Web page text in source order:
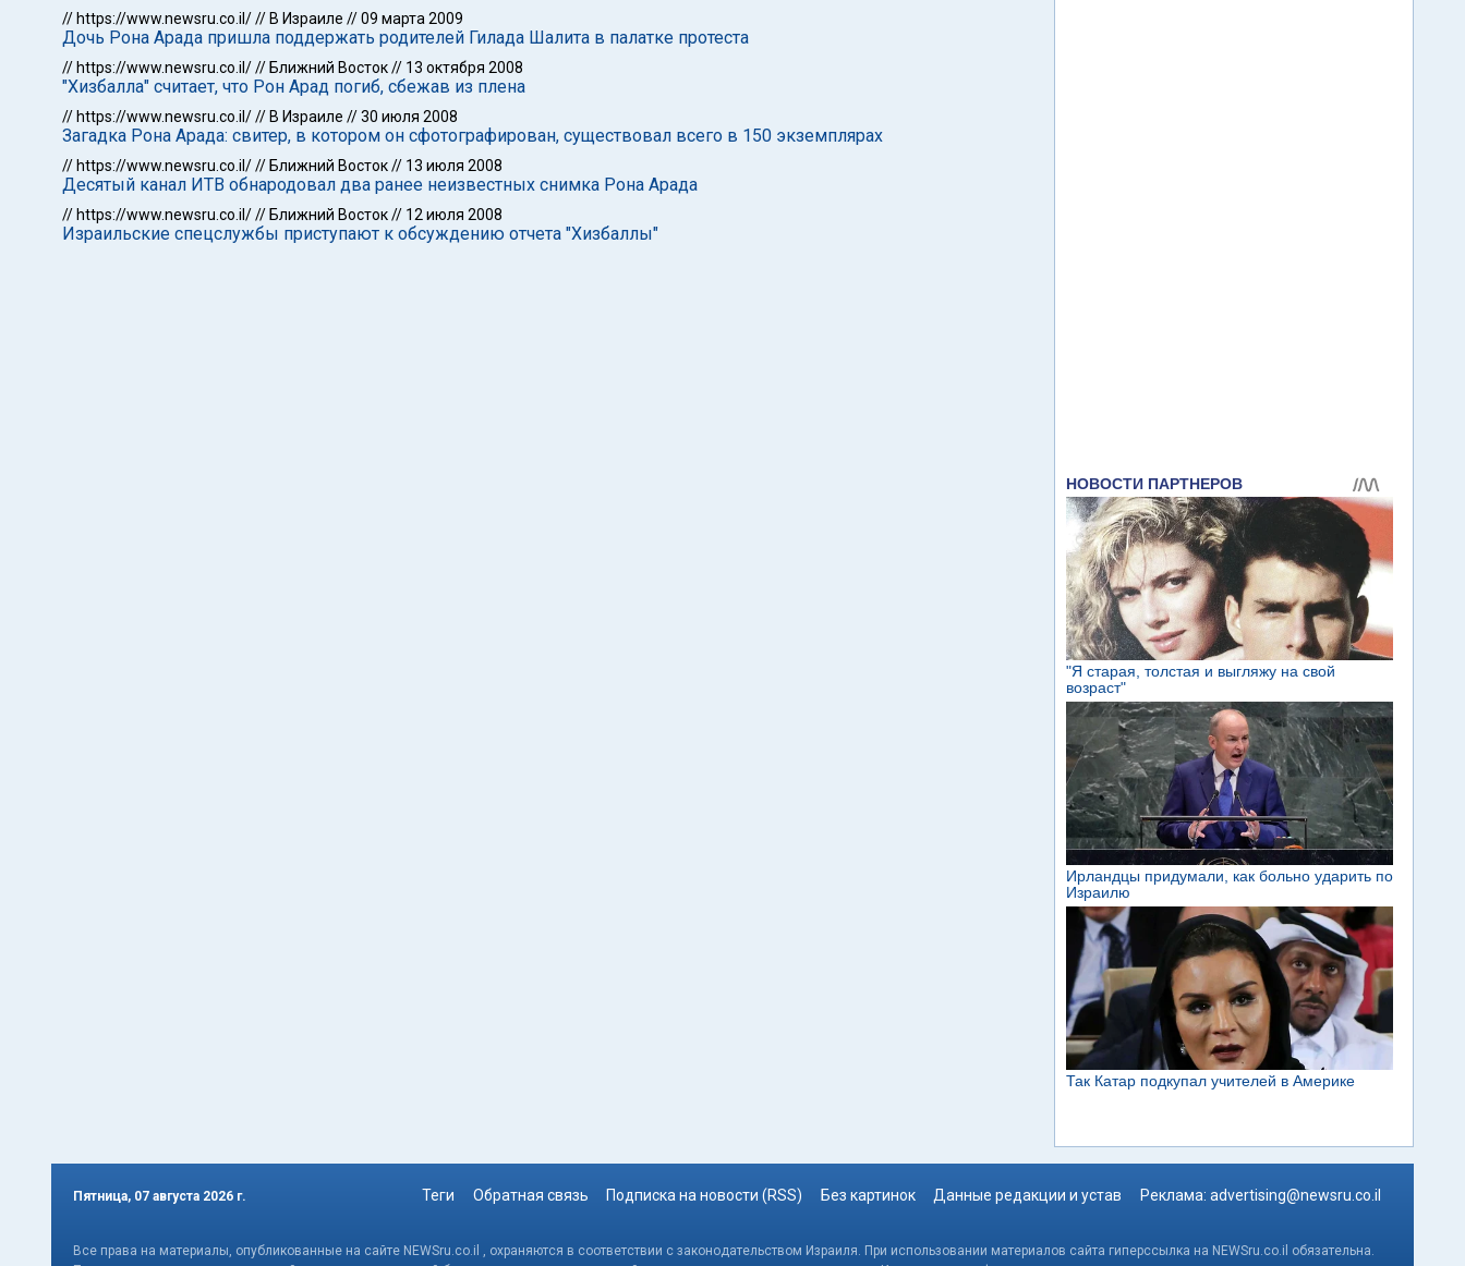
// https://www.newsru.co.il/// В Израиле //09 марта 2009
Дочь Рона Арада пришла поддержать родителей Гилада Шалита в палатке протеста
// https://www.newsru.co.il/// Ближний Восток// 13 октября 2008
"Хизбалла" считает, что Рон Арад погиб, сбежав из плена
// https://www.newsru.co.il/// В Израиле //30 июля 2008
Загадка Рона Арада: свитер, в котором он сфотографирован, существовал всего в 150 экземплярах
// https://www.newsru.co.il/// Ближний Восток// 13 июля 2008
Десятый канал ИТВ обнародовал два ранее неизвестных снимка Рона Арада
// https://www.newsru.co.il/// Ближний Восток// 12 июля 2008
Израильские спецслужбы приступают к обсуждению отчета "Хизбаллы"
Пятница, 07 августа 2026 г. Теги Обратная связь Подписка на новости (RSS) Без картинок Данные редакции и устав Реклама: advertising@newsru.co.il
Все права на материалы, опубликованные на сайте NEWSru.co.il , охраняются в соответствии с законодательством Израиля. При использовании материалов сайта гиперссылка на NEWSru.co.il обязательна.